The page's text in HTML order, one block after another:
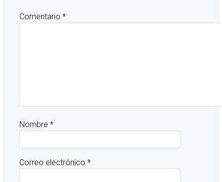
Comentario *
Nombre *
Correo electrónico *